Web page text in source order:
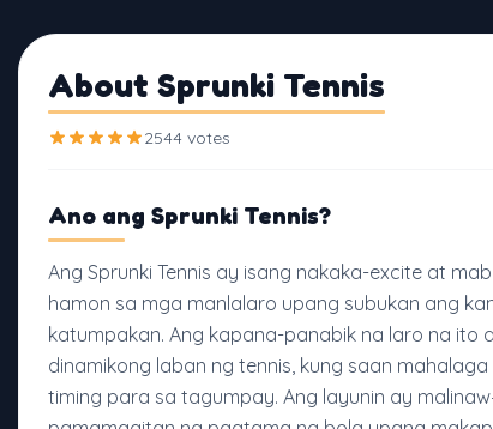
About Sprunki Tennis
2544 votes
Ano ang Sprunki Tennis?
Ang Sprunki Tennis ay isang nakaka-excite at
hamon sa mga manlalaro upang subukan ang
katumpakan. Ang kapana-panabik na laro na ito
dinamikong laban ng tennis, kung saan
timing para sa tagumpay. Ang layunin ay